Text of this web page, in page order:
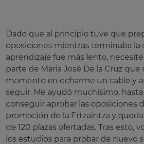
Dado que al principio tuve que
oposiciones mientras terminaba la
aprendizaje fue más lento,
parte de Maria José De la Cruz
momento en echarme un cable y
seguir. Me ayudó muchísimo,
conseguir aprobar las oposiciones
promoción de la Ertzaintza y
de 120 plazas ofertadas. Tras esto,
los estudios para probar de nuevo